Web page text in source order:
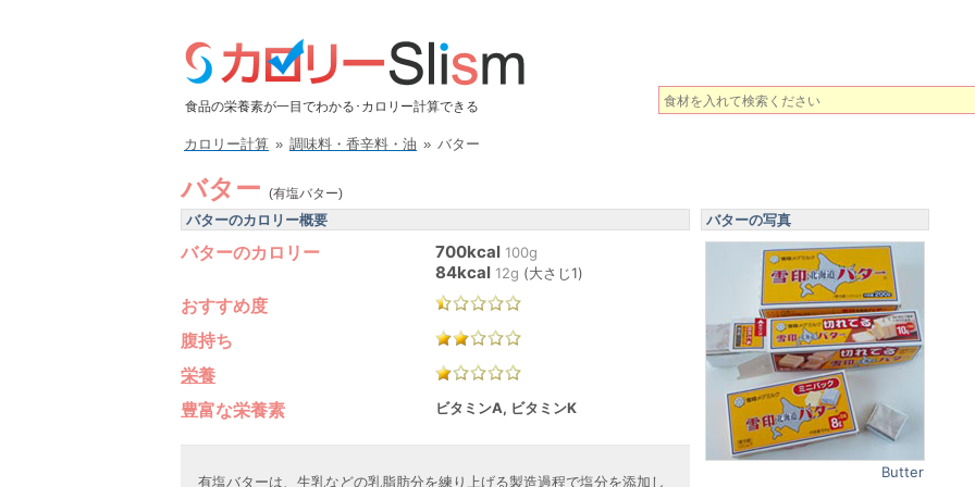
食品の栄養素が一目でわかる･カロリー計算できる
カロリー計算 » 調味料・香辛料・油 » バター
バター (有塩バター)
バターのカロリー概要
バターのカロリー 700kcal 100g
84kcal 12g (大さじ1)
おすすめ度
腹持ち
栄養
豊富な栄養素
ビタミンA, ビタミンK
有塩バターは、生乳などの乳脂肪分を練り上げる製造過程で塩分を添加し
バターの写真
Butter